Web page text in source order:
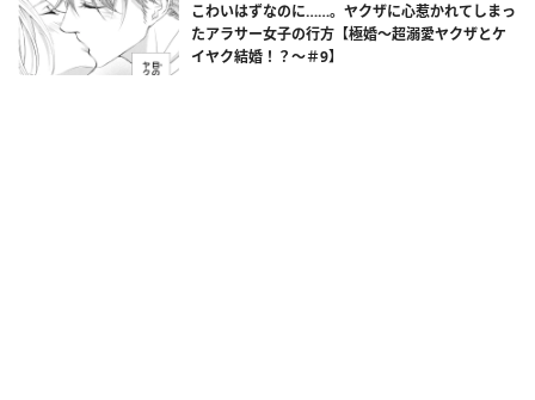
こわいはずなのに……。ヤクザに心惹かれてしまっ
たアラサー女子の行方【極婚～超溺愛ヤクザとケ
イヤク結婚！？～＃9】